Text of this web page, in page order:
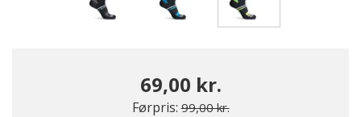
69,00 kr.
Førpris: Pris nedsat fra
99,00 kr.til